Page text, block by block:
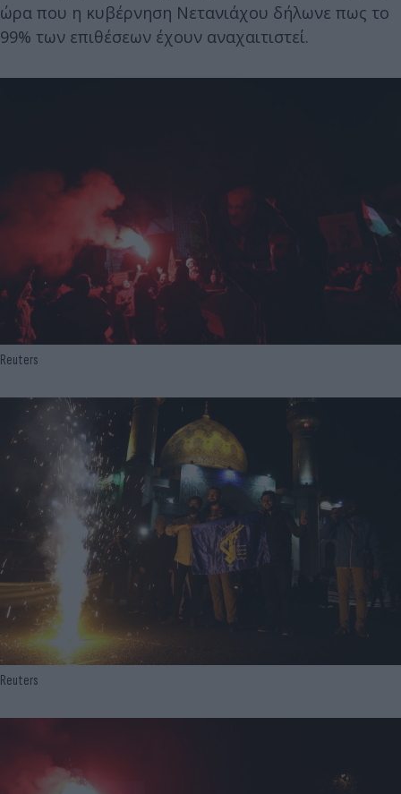
ώρα που η κυβέρνηση Νετανιάχου δήλωνε πως το
99% των επιθέσεων έχουν αναχαιτιστεί.
Reuters
Reuters